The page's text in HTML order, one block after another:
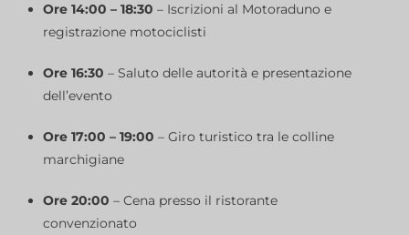
Ore 14:00 – 18:30 – Iscrizioni al Motoraduno e
registrazione motociclisti
Ore 16:30 – Saluto delle autorità e presentazione
dell’evento
Ore 17:00 – 19:00 – Giro turistico tra le colline
marchigiane
Ore 20:00 – Cena presso il ristorante
convenzionato